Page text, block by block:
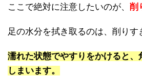
ここで絶対に注意したいのが、 削
足の水分を拭き取るのは、削りす
濡れた状態でやすりをかけると、
しまいます。